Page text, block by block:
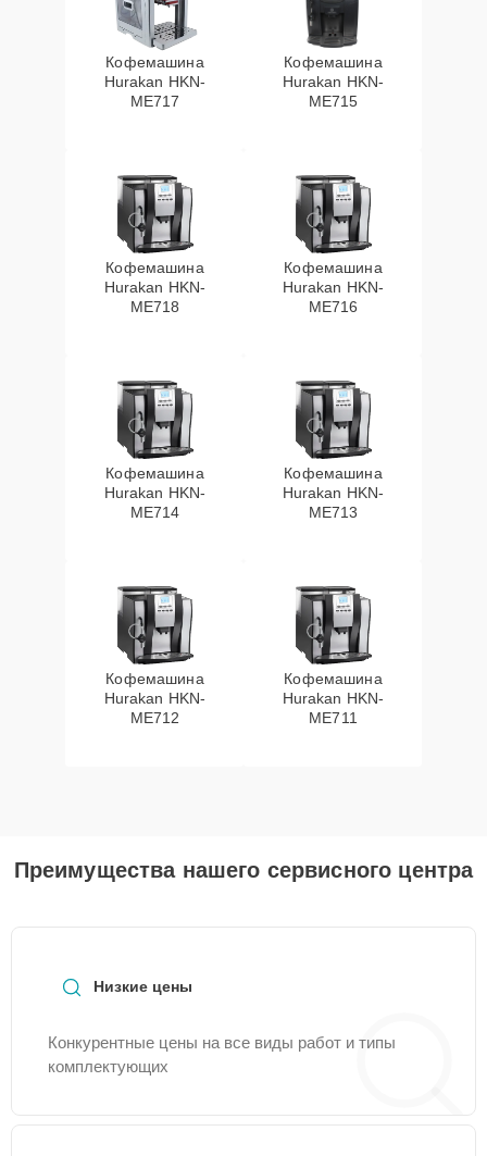
Кофемашина
Hurakan HKN-
ME717
Кофемашина
Hurakan HKN-
ME715
Кофемашина
Hurakan HKN-
ME718
Кофемашина
Hurakan HKN-
ME716
Кофемашина
Hurakan HKN-
ME714
Кофемашина
Hurakan HKN-
ME713
Кофемашина
Hurakan HKN-
ME712
Кофемашина
Hurakan HKN-
ME711
Преимущества нашего сервисного центра
Низкие цены
Конкурентные цены на все виды работ и типы
комплектующих